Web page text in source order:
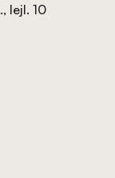
lejl. 10